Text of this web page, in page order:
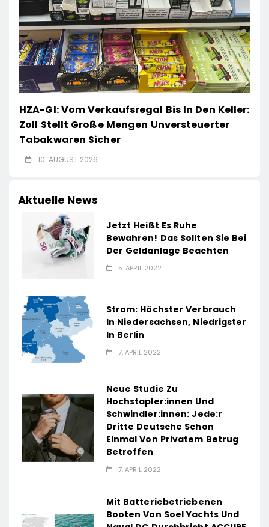
HZA-GI: Vom Verkaufsregal Bis In Den Keller:
Zoll Stellt Große Mengen Unversteuerter
Tabakwaren Sicher
10. AUGUST 2026
Aktuelle News
Jetzt Heißt Es Ruhe
Bewahren! Das Sollten Sie Bei
Der Geldanlage Beachten
5. APRIL 2022
Strom: Höchster Verbrauch
In Niedersachsen, Niedrigster
In Berlin
7. APRIL 2022
Neue Studie Zu
Hochstapler:innen Und
Schwindler:innen: Jede:r
Dritte Deutsche Schon
Einmal Von Privatem Betrug
Betroffen
7. APRIL 2022
Mit Batteriebetriebenen
Booten Von Soel Yachts Und